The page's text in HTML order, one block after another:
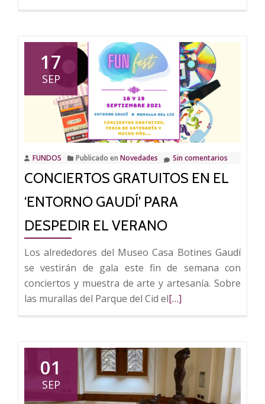
presidirá
Montes
de
Piedad
españoles
17
SEP
FUNDOS Publicado en Novedades Sin comentarios
CONCIERTOS GRATUITOS EN EL
‘ENTORNO GAUDÍ’ PARA
DESPEDIR EL VERANO
Los alrededores del Museo Casa Botines Gaudí
se vestirán de gala este fin de semana con
conciertos y muestra de arte y artesanía. Sobre
las murallas del Parque del Cid elLeer
gratuitos
en
el
[…]
01
SEP